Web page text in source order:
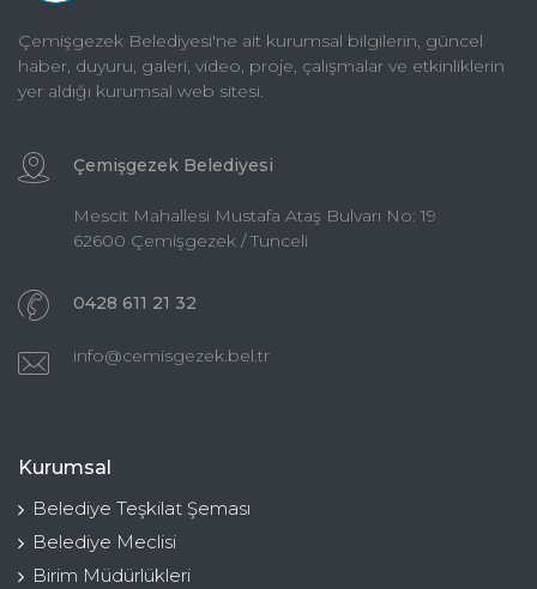
Çemişgezek Belediyesi'ne ait kurumsal bilgilerin, güncel
haber, duyuru, galeri, video, proje, çalışmalar ve etkinliklerin
yer aldığı kurumsal web sitesi.
Çemişgezek Belediyesi
Mescit Mahallesi Mustafa Ataş Bulvarı No: 19
62600 Çemişgezek / Tunceli
0428 611 21 32
info@cemisgezek.bel.tr
Kurumsal
Belediye Teşkilat Şeması
Belediye Meclisi
Birim Müdürlükleri